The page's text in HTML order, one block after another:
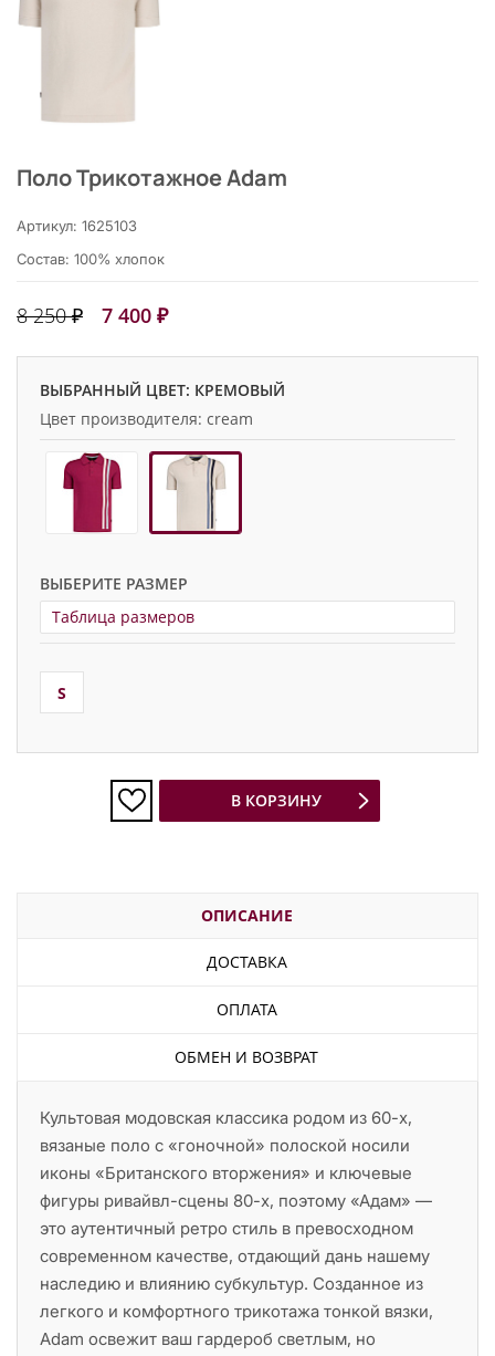
Поло Трикотажное Adam
Артикул: 1625103
Состав: 100% хлопок
8 250 ₽ 7 400 ₽
ВЫБРАННЫЙ ЦВЕТ: КРЕМОВЫЙ
Цвет производителя: cream
ВЫБЕРИТЕ РАЗМЕР
Таблица размеров
S
В КОРЗИНУ
ОПИСАНИЕ
ДОСТАВКА
ОПЛАТА
ОБМЕН И ВОЗВРАТ
Культовая модовская классика родом из 60-х,
вязаные поло с «гоночной» полоской носили
иконы «Британского вторжения» и ключевые
фигуры ривайвл-сцены 80-х, поэтому «Адам» —
это аутентичный ретро стиль в превосходном
современном качестве, отдающий дань нашему
наследию и влиянию субкультур. Созданное из
легкого и комфортного трикотажа тонкой вязки,
Adam освежит ваш гардероб светлым, но